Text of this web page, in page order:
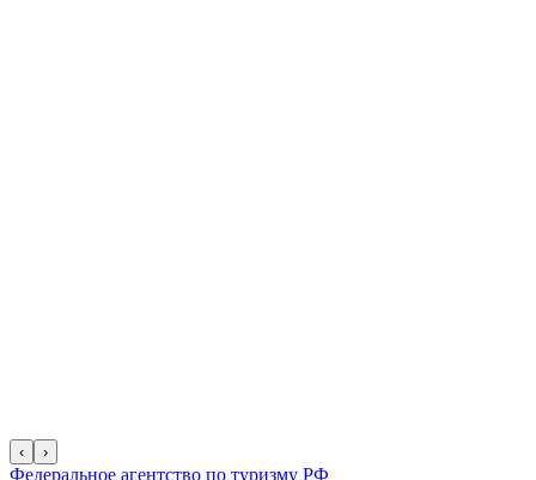
‹ ›
Федеральное агентство по туризму РФ